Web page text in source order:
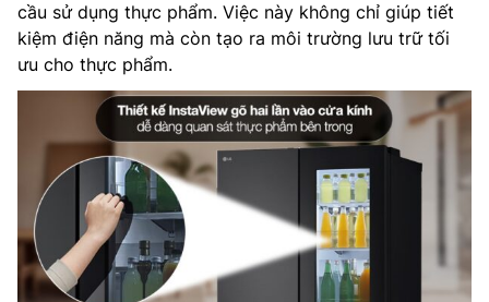
cầu sử dụng thực phẩm. Việc này không chỉ giúp tiết
kiệm điện năng mà còn tạo ra môi trường lưu trữ tối
ưu cho thực phẩm.